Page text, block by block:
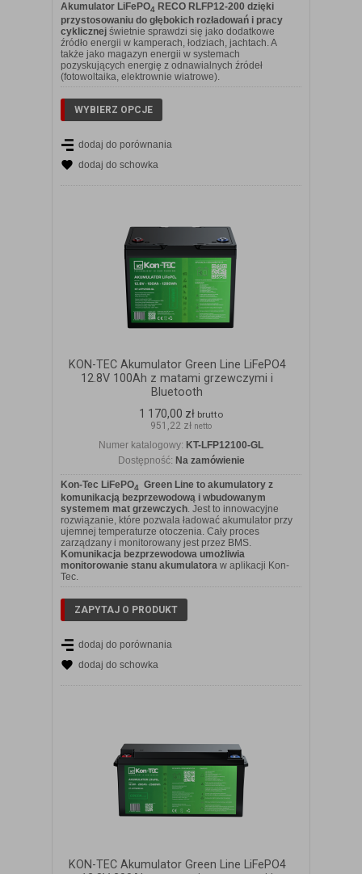
Akumulator LiFePO4 RECO RLFP12-200 dzięki
przystosowaniu do głębokich rozładowań i pracy
cyklicznej świetnie sprawdzi się jako dodatkowe
źródło energii w kamperach, łodziach, jachtach. A
także jako magazyn energii w systemach
pozyskujących energię z odnawialnych źródeł
(fotowoltaika, elektrownie wiatrowe).
WYBIERZ OPCJE
dodaj do porównania
dodaj do schowka
KON-TEC Akumulator Green Line LiFePO4
12.8V 100Ah z matami grzewczymi i
Bluetooth
1 170,00 zł brutto
951,22 zł netto
Numer katalogowy: KT-LFP12100-GL
Dostępność: Na zamówienie
Kon-Tec LiFePO4 Green Line to akumulatory z
komunikacją bezprzewodową i wbudowanym
systemem mat grzewczych. Jest to innowacyjne
rozwiązanie, które pozwala ładować akumulator przy
ujemnej temperaturze otoczenia. Cały proces
zarządzany i monitorowany jest przez BMS.
Komunikacja bezprzewodowa umożliwia
monitorowanie stanu akumulatora w aplikacji Kon-
Tec.
ZAPYTAJ O PRODUKT
dodaj do porównania
dodaj do schowka
KON-TEC Akumulator Green Line LiFePO4